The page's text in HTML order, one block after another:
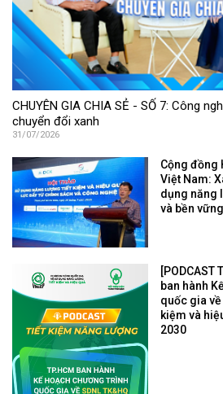
CHUYÊN GIA CHIA SẺ - SỐ 7: Công
chuyển đổi xanh
31/07/2026
Cộng đồng
Việt Nam:
dụng năng
và bền vững
[PODCAST
ban hành
quốc gia
kiệm và
2030